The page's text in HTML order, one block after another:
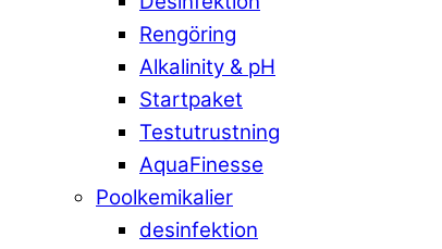
Rengöring
Alkalinity & pH
Startpaket
Testutrustning
AquaFinesse
Poolkemikalier
desinfektion